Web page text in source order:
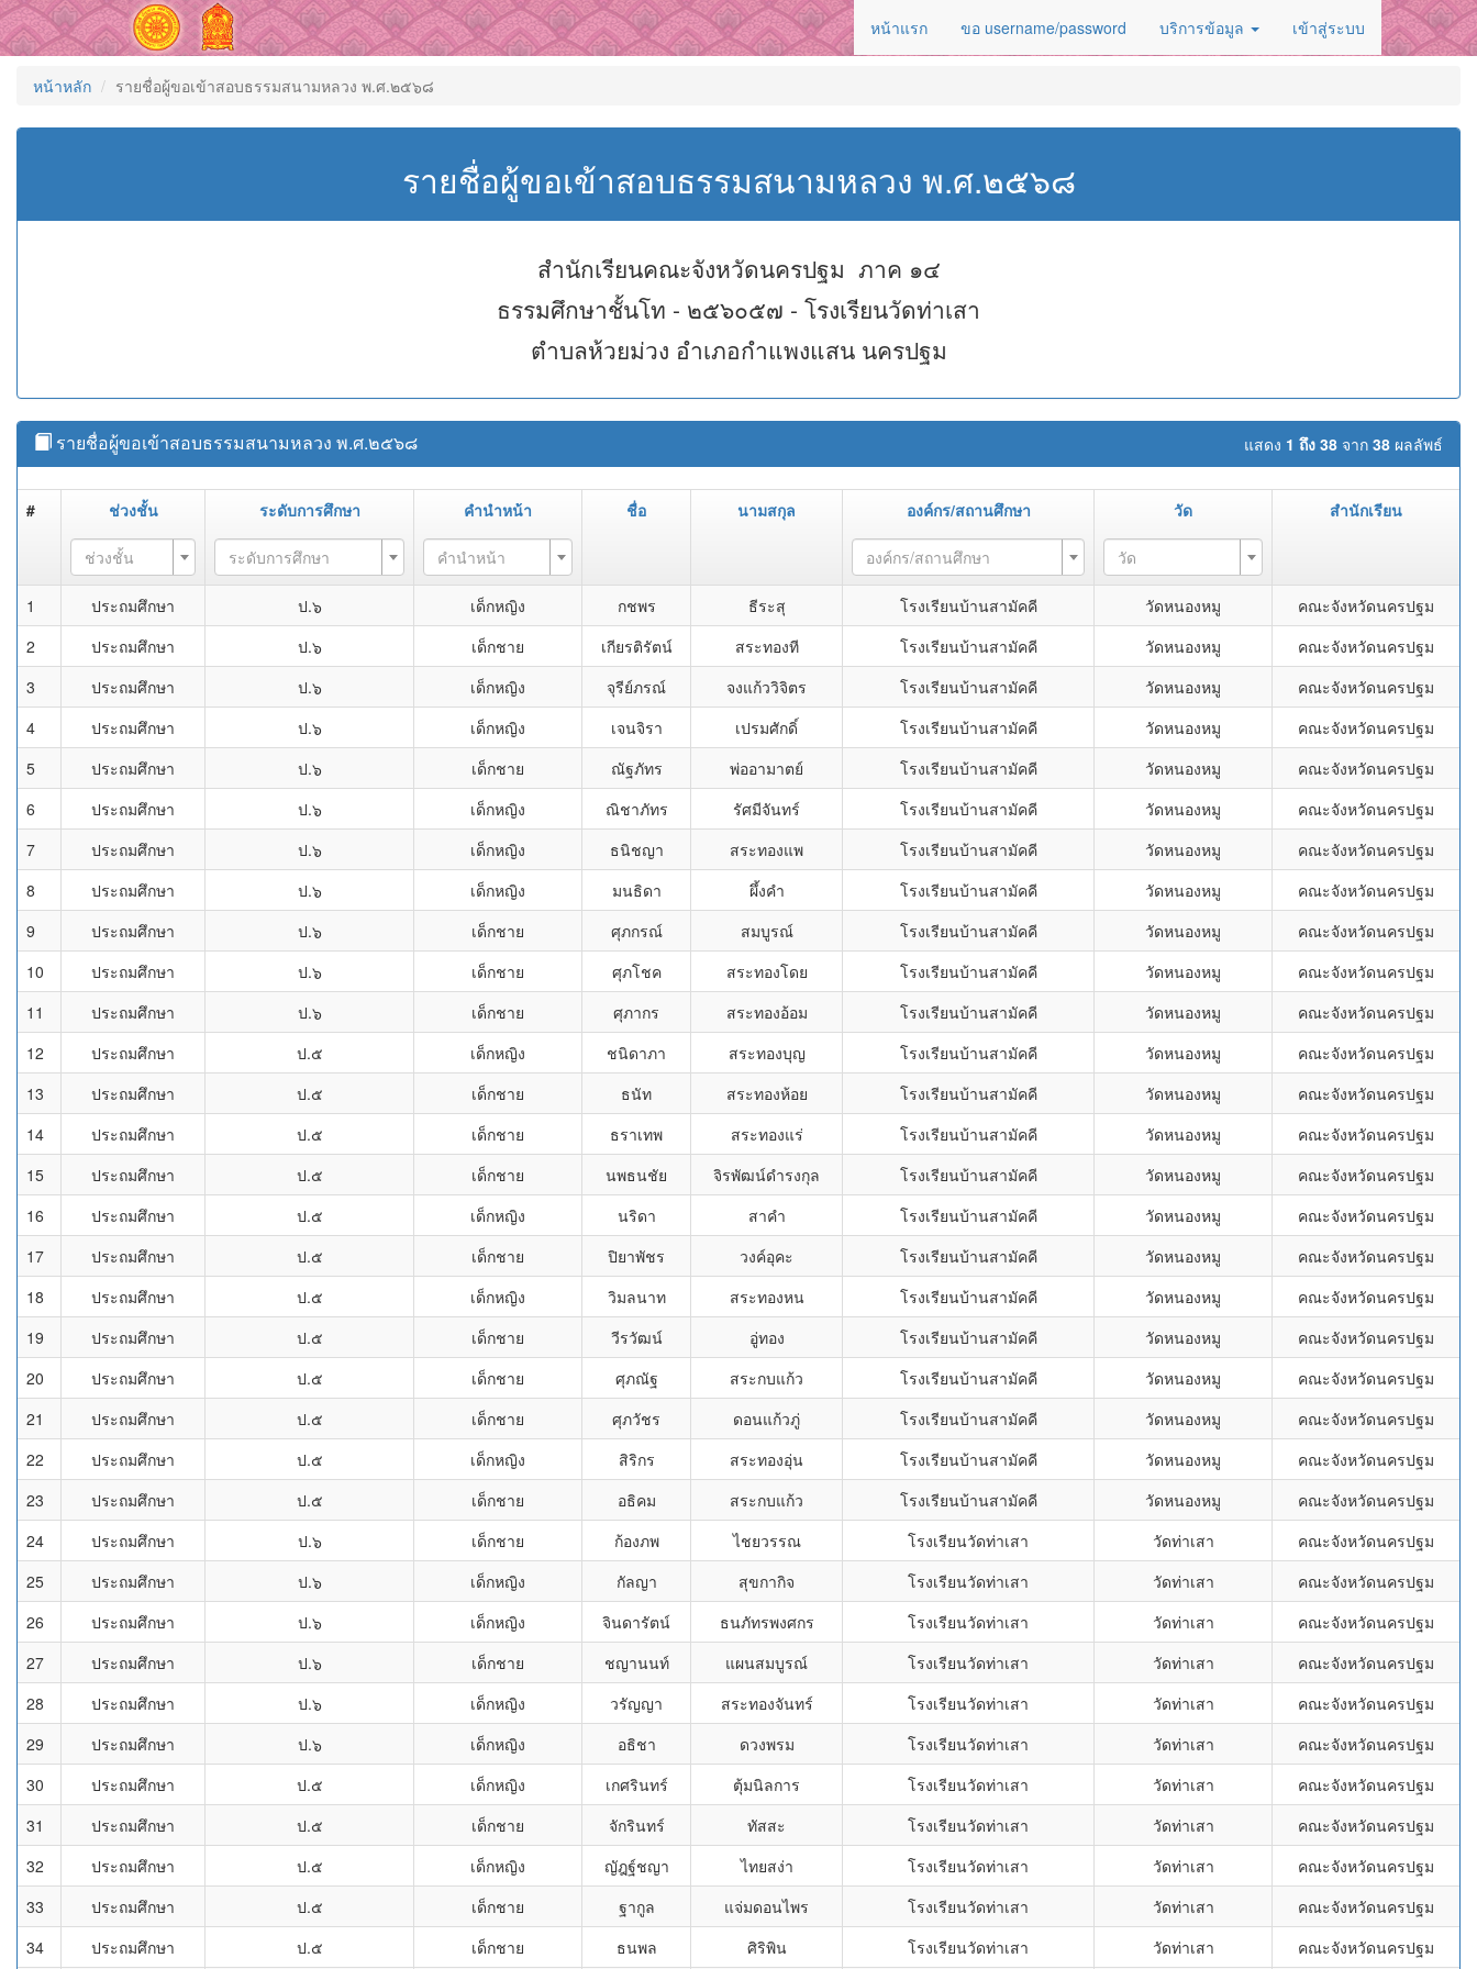
หน้าแรก ขอ username/password บริการข้อมูล เข้าสู่ระบบ
หน้าหลัก รายชื่อผู้ขอเข้าสอบธรรมสนามหลวง พ.ศ.๒๕๖๘
รายชื่อผู้ขอเข้าสอบธรรมสนามหลวง พ.ศ.๒๕๖๘
สำนักเรียนคณะจังหวัดนครปฐม ภาค ๑๔
ธรรมศึกษาชั้นโท - ๒๕๖๐๕๗ - โรงเรียนวัดท่าเสา
ตำบลห้วยม่วง อำเภอกำแพงแสน นครปฐม
แสดง 1 ถึง 38 จาก 38 ผลลัพธ์
รายชื่อผู้ขอเข้าสอบธรรมสนามหลวง พ.ศ.๒๕๖๘
# ช่วงชั้น ระดับการศึกษา คำนำหน้า ชื่อ นามสกุล องค์กร/สถานศึกษา วัด สำนักเรียน
ช่วงชั้น ระดับการศึกษา คำนำหน้า องค์กร/สถานศึกษา วัด
1 ประถมศึกษา ป.๖ เด็กหญิง กชพร ธีระสุ โรงเรียนบ้านสามัคคี วัดหนองหมู
คณะจังหวัดนครปฐม
2
ประถมศึกษา ป.๖ เด็กชาย เกียรติรัตน์ สระทองที โรงเรียนบ้านสามัคคี วัดหนองหมู
คณะจังหวัดนครปฐม
3
ประถมศึกษา ป.๖ เด็กหญิง จุรีย์ภรณ์ จงแก้ววิจิตร โรงเรียนบ้านสามัคคี วัดหนองหมู
คณะจังหวัดนครปฐม
4
ประถมศึกษา ป.๖ เด็กหญิง เจนจิรา เปรมศักดิ์ โรงเรียนบ้านสามัคคี วัดหนองหมู
คณะจังหวัดนครปฐม
5
ประถมศึกษา ป.๖ เด็กชาย ณัฐภัทร พ่ออามาตย์ โรงเรียนบ้านสามัคคี วัดหนองหมู
คณะจังหวัดนครปฐม
6
ประถมศึกษา ป.๖ เด็กหญิง ณิชาภัทร รัศมีจันทร์ โรงเรียนบ้านสามัคคี วัดหนองหมู
คณะจังหวัดนครปฐม
7
ประถมศึกษา ป.๖ เด็กหญิง ธนิชญา สระทองแพ โรงเรียนบ้านสามัคคี วัดหนองหมู
คณะจังหวัดนครปฐม
8
ประถมศึกษา ป.๖ เด็กหญิง มนธิดา ผึ้งคำ โรงเรียนบ้านสามัคคี วัดหนองหมู
คณะจังหวัดนครปฐม
9
ประถมศึกษา ป.๖ เด็กชาย ศุภกรณ์ สมบูรณ์ โรงเรียนบ้านสามัคคี วัดหนองหมู
คณะจังหวัดนครปฐม
10
ประถมศึกษา ป.๖ เด็กชาย ศุภโชค สระทองโดย โรงเรียนบ้านสามัคคี วัดหนองหมู
คณะจังหวัดนครปฐม
11
ประถมศึกษา ป.๖ เด็กชาย ศุภากร สระทองอ้อม โรงเรียนบ้านสามัคคี วัดหนองหมู
คณะจังหวัดนครปฐม
12
ประถมศึกษา ป.๕ เด็กหญิง ชนิดาภา สระทองบุญ โรงเรียนบ้านสามัคคี วัดหนองหมู
คณะจังหวัดนครปฐม
13
ประถมศึกษา ป.๕ เด็กชาย ธนัท สระทองห้อย โรงเรียนบ้านสามัคคี วัดหนองหมู
คณะจังหวัดนครปฐม
14
ประถมศึกษา ป.๕ เด็กชาย ธราเทพ สระทองแร่ โรงเรียนบ้านสามัคคี วัดหนองหมู
คณะจังหวัดนครปฐม
15
ประถมศึกษา ป.๕ เด็กชาย นพธนชัย จิรพัฒน์ดำรงกุล โรงเรียนบ้านสามัคคี วัดหนองหมู
คณะจังหวัดนครปฐม
16
ประถมศึกษา ป.๕ เด็กหญิง นริดา สาคำ โรงเรียนบ้านสามัคคี วัดหนองหมู
คณะจังหวัดนครปฐม
17
ประถมศึกษา ป.๕ เด็กชาย ปิยาพัชร วงค์อุคะ โรงเรียนบ้านสามัคคี วัดหนองหมู
คณะจังหวัดนครปฐม
18
ประถมศึกษา ป.๕ เด็กหญิง วิมลนาท สระทองหน โรงเรียนบ้านสามัคคี วัดหนองหมู
คณะจังหวัดนครปฐม
19
ประถมศึกษา ป.๕ เด็กชาย วีรวัฒน์ อู่ทอง โรงเรียนบ้านสามัคคี วัดหนองหมู
คณะจังหวัดนครปฐม
20
ประถมศึกษา ป.๕ เด็กชาย ศุภณัฐ สระกบแก้ว โรงเรียนบ้านสามัคคี วัดหนองหมู
คณะจังหวัดนครปฐม
21
ประถมศึกษา ป.๕ เด็กชาย ศุภวัชร ดอนแก้วภู่ โรงเรียนบ้านสามัคคี วัดหนองหมู
คณะจังหวัดนครปฐม
22
ประถมศึกษา ป.๕ เด็กหญิง สิริกร สระทองอุ่น โรงเรียนบ้านสามัคคี วัดหนองหมู
คณะจังหวัดนครปฐม
23
ประถมศึกษา ป.๕ เด็กชาย อธิคม สระกบแก้ว โรงเรียนบ้านสามัคคี วัดหนองหมู
คณะจังหวัดนครปฐม
24
ประถมศึกษา ป.๖ เด็กชาย ก้องภพ ไชยวรรณ โรงเรียนวัดท่าเสา วัดท่าเสา
คณะจังหวัดนครปฐม
25
ประถมศึกษา ป.๖ เด็กหญิง กัลญา สุขกากิจ โรงเรียนวัดท่าเสา วัดท่าเสา
คณะจังหวัดนครปฐม
26
ประถมศึกษา ป.๖ เด็กหญิง จินดารัตน์ ธนภัทรพงศกร โรงเรียนวัดท่าเสา วัดท่าเสา
คณะจังหวัดนครปฐม
27
ประถมศึกษา ป.๖ เด็กชาย ชญานนท์ แผนสมบูรณ์ โรงเรียนวัดท่าเสา วัดท่าเสา
คณะจังหวัดนครปฐม
28
ประถมศึกษา ป.๖ เด็กหญิง วรัญญา สระทองจันทร์ โรงเรียนวัดท่าเสา วัดท่าเสา
คณะจังหวัดนครปฐม
29
ประถมศึกษา ป.๖ เด็กหญิง อธิชา ดวงพรม โรงเรียนวัดท่าเสา วัดท่าเสา
คณะจังหวัดนครปฐม
30
ประถมศึกษา ป.๕ เด็กหญิง เกศรินทร์ ตุ้มนิลการ โรงเรียนวัดท่าเสา วัดท่าเสา
คณะจังหวัดนครปฐม
31
ประถมศึกษา ป.๕ เด็กชาย จักรินทร์ ทัสสะ โรงเรียนวัดท่าเสา วัดท่าเสา
คณะจังหวัดนครปฐม
32
ประถมศึกษา ป.๕ เด็กหญิง ญัฎฐ์ชญา ไทยสง่า โรงเรียนวัดท่าเสา วัดท่าเสา
คณะจังหวัดนครปฐม
33
ประถมศึกษา ป.๕ เด็กชาย ฐากูล แจ่มดอนไพร โรงเรียนวัดท่าเสา วัดท่าเสา
คณะจังหวัดนครปฐม
34
ประถมศึกษา ป.๕ เด็กชาย ธนพล ศิริพิน โรงเรียนวัดท่าเสา วัดท่าเสา คณะจังหวัดนครปฐม